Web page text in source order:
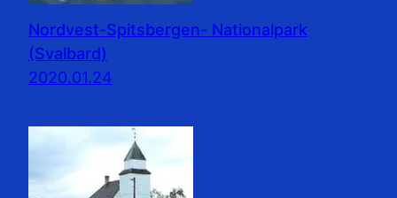
Nordvest-Spitsbergen- Nationalpark
(Svalbard)
2020.01.24